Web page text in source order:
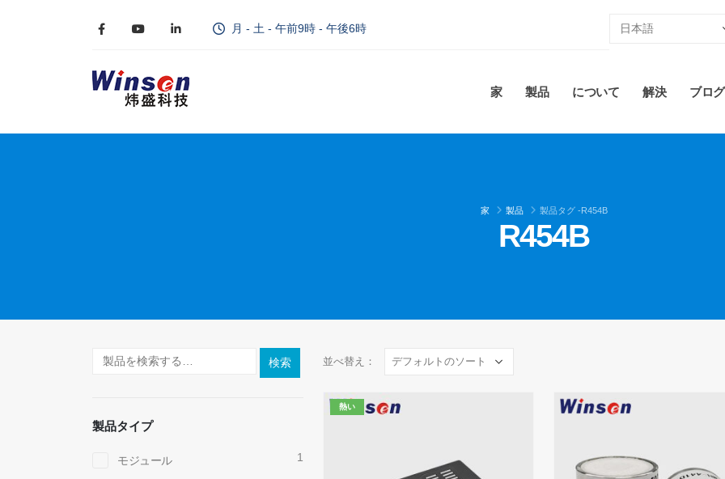
月 - 土 - 午前9時 - 午後6時
家 製品 について 解決 ブログ
家 製品 製品タグ -R454B
R454B
並べ替え：
熱い
検索
製品タイプ
モジュール 1